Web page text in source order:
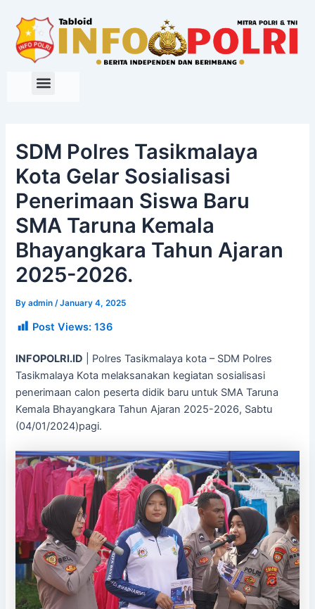
content
SDM Polres Tasikmalaya
Kota Gelar Sosialisasi
Penerimaan Siswa Baru
SMA Taruna Kemala
Bhayangkara Tahun Ajaran
2025-2026.
Byadmin/January 4, 2025
Post Views: 136
INFOPOLRI.ID | Polres Tasikmalaya kota – SDM Polres
Tasikmalaya Kota melaksanakan kegiatan sosialisasi
penerimaan calon peserta didik baru untuk SMA Taruna
Kemala Bhayangkara Tahun Ajaran 2025-2026, Sabtu
(04/01/2024)pagi.